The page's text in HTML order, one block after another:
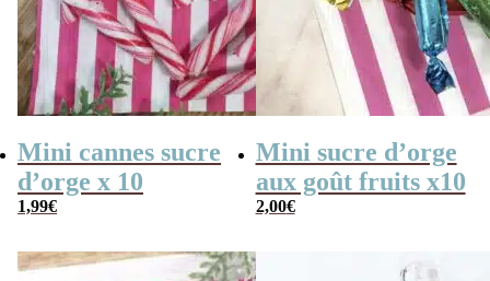
Mini cannes sucre
d’orge x 10
1,99€
Mini sucre d’orge
aux goût fruits x10
2,00€